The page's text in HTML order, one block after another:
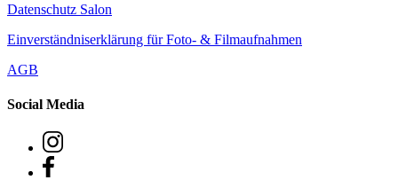
Datenschutz Salon
Einverständniserklärung für Foto- & Filmaufnahmen
AGB
Social Media